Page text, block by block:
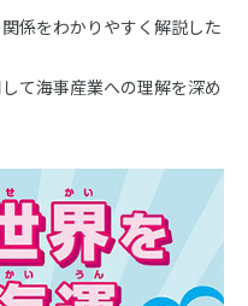
係をわかりやすく解説した
て海事産業への理解を深め